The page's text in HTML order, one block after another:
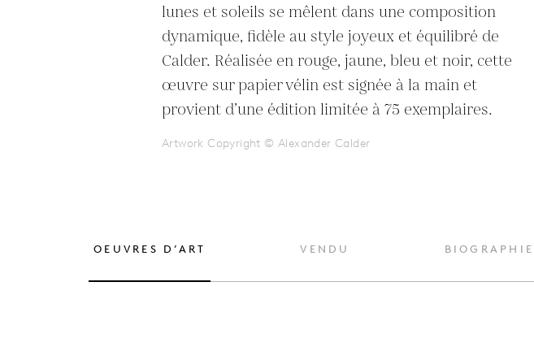
lunes et soleils se mêlent dans une composition
dynamique, fidèle au style joyeux et équilibré de
Calder. Réalisée en rouge, jaune, bleu et noir, cette
œuvre sur papier vélin est signée à la main et
provient d’une édition limitée à 75 exemplaires.
Artwork Copyright © Alexander Calder
OEUVRES D’ART VENDU BIOGRAPHIE